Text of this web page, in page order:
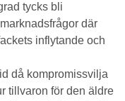
tycks bli
där
inflytande och
då kompromissvilja
tillvaron för den äldre